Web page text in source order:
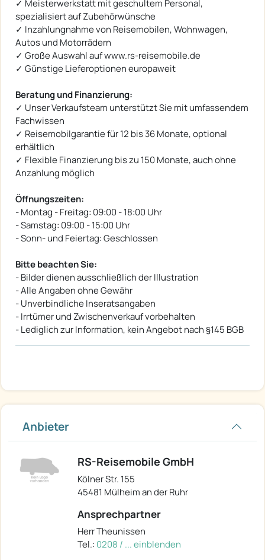
✓ Meisterwerkstatt mit geschultem Personal,
spezialisiert auf Zubehörwünsche
✓ Inzahlungnahme von Reisemobilen, Wohnwagen,
Autos und Motorrädern
✓ Große Auswahl auf www.rs-reisemobile.de
✓ Günstige Lieferoptionen europaweit
Beratung und Finanzierung:
✓ Unser Verkaufsteam unterstützt Sie mit umfassendem
Fachwissen
✓ Reisemobilgarantie für 12 bis 36 Monate, optional
erhältlich
✓ Flexible Finanzierung bis zu 150 Monate, auch ohne
Anzahlung möglich
Öffnungszeiten:
- Montag - Freitag: 09:00 - 18:00 Uhr
- Samstag: 09:00 - 15:00 Uhr
- Sonn- und Feiertag: Geschlossen
Bitte beachten Sie:
- Bilder dienen ausschließlich der Illustration
- Alle Angaben ohne Gewähr
- Unverbindliche Inseratsangaben
- Irrtümer und Zwischenverkauf vorbehalten
- Lediglich zur Information, kein Angebot nach §145 BGB
Anbieter
RS-Reisemobile GmbH
Kölner Str. 155
45481 Mülheim an der Ruhr
Ansprechpartner
Herr Theunissen
Tel.: 0208 / ... einblenden